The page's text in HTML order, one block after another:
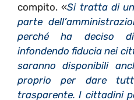
compito. «Si tratta di
parte
perché ha deciso
infondendo fiducia nei
saranno disponibili
proprio per dare
trasparente. I cittadini